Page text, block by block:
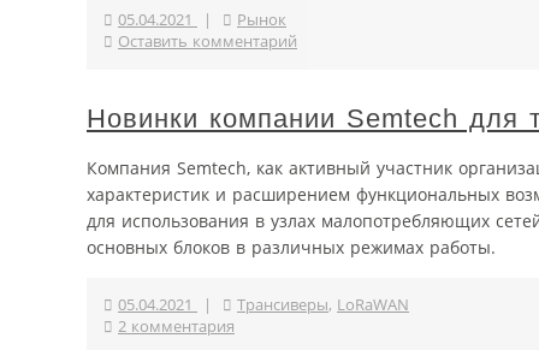
05.04.2021 |
Рынок
Оставить комментарий
Новинки компании Semtech для
Компания Semtech, как активный участник
характеристик и расширением функциональных
для использования в узлах малопотребляющих
основных блоков в различных режимах работы.
05.04.2021 Трансиверы, LoRaWAN
2 комментария